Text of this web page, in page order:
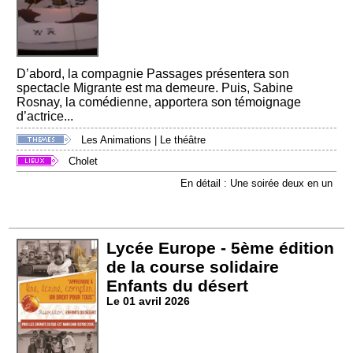
D’abord, la compagnie Passages présentera son
spectacle Migrante est ma demeure. Puis, Sabine
Rosnay, la comédienne, apportera son témoignage
d’actrice...
Les Animations | Le théâtre
Cholet
En détail : Une soirée deux en un
Lycée Europe - 5ème édition
de la course solidaire
Enfants du désert
Le 01 avril 2026